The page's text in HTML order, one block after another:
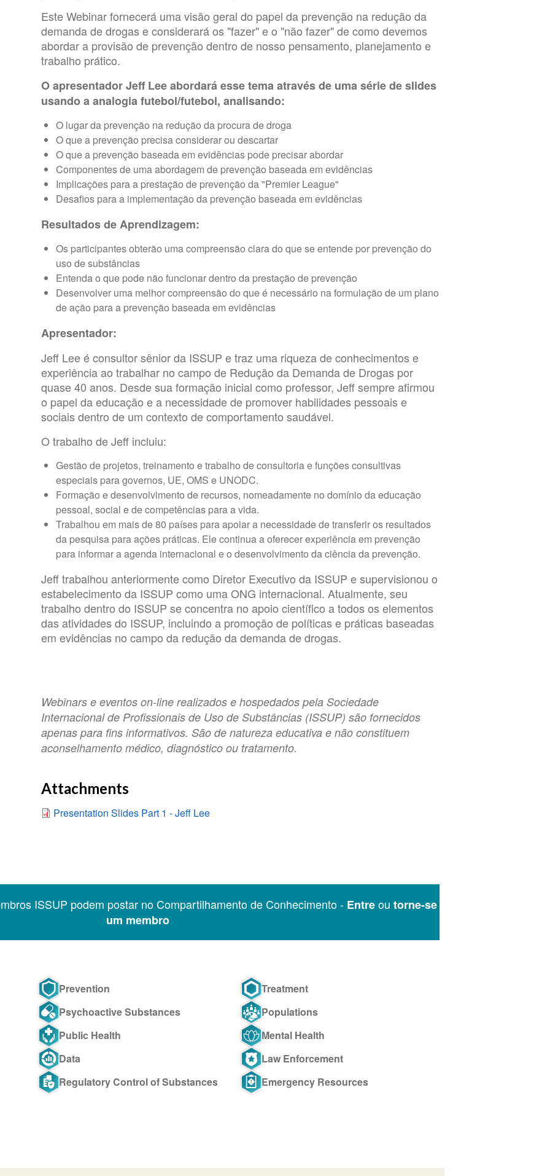
Este Webinar fornecerá uma visão geral do papel da prevenção na redução da
demanda de drogas e considerará os "fazer" e o "não fazer" de como devemos
abordar a provisão de prevenção dentro de nosso pensamento, planejamento e
trabalho prático.
O apresentador Jeff Lee abordará esse tema através de uma série de slides
usando a analogia futebol/futebol, analisando:
O lugar da prevenção na redução da procura de droga
O que a prevenção precisa considerar ou descartar
O que a prevenção baseada em evidências pode precisar abordar
Componentes de uma abordagem de prevenção baseada em evidências
Implicações para a prestação de prevenção da "Premier League"
Desafios para a implementação da prevenção baseada em evidências
Resultados de Aprendizagem:
Os participantes obterão uma compreensão clara do que se entende por prevenção do
uso de substâncias
Entenda o que pode não funcionar dentro da prestação de prevenção
Desenvolver uma melhor compreensão do que é necessário na formulação de um plano
de ação para a prevenção baseada em evidências
Apresentador:
Jeff Lee é consultor sênior da ISSUP e traz uma riqueza de conhecimentos e
experiência ao trabalhar no campo de Redução da Demanda de Drogas por
quase 40 anos. Desde sua formação inicial como professor, Jeff sempre afirmou
o papel da educação e a necessidade de promover habilidades pessoais e
sociais dentro de um contexto de comportamento saudável.
O trabalho de Jeff incluiu:
Gestão de projetos, treinamento e trabalho de consultoria e funções consultivas
especiais para governos, UE, OMS e UNODC.
Formação e desenvolvimento de recursos, nomeadamente no domínio da educação
pessoal, social e de competências para a vida.
Trabalhou em mais de 80 países para apoiar a necessidade de transferir os resultados
da pesquisa para ações práticas. Ele continua a oferecer experiência em prevenção
para informar a agenda internacional e o desenvolvimento da ciência da prevenção.
Jeff trabalhou anteriormente como Diretor Executivo da ISSUP e supervisionou o
estabelecimento da ISSUP como uma ONG internacional. Atualmente, seu
trabalho dentro do ISSUP se concentra no apoio científico a todos os elementos
das atividades do ISSUP, incluindo a promoção de políticas e práticas baseadas
em evidências no campo da redução da demanda de drogas.
Webinars e eventos on-line realizados e hospedados pela Sociedade
Internacional de Profissionais de Uso de Substâncias (ISSUP) são fornecidos
apenas para fins informativos. São de natureza educativa e não constituem
aconselhamento médico, diagnóstico ou tratamento.
Attachments
Presentation Slides Part 1 - Jeff Lee
ISSUP podem postar no Compartilhamento de Conhecimento - Entreou torne-se
um membro
Prevention
Treatment
Psychoactive Substances
Populations
Public Health
Mental Health
Data
Law Enforcement
Regulatory Control of Substances
Emergency Resources